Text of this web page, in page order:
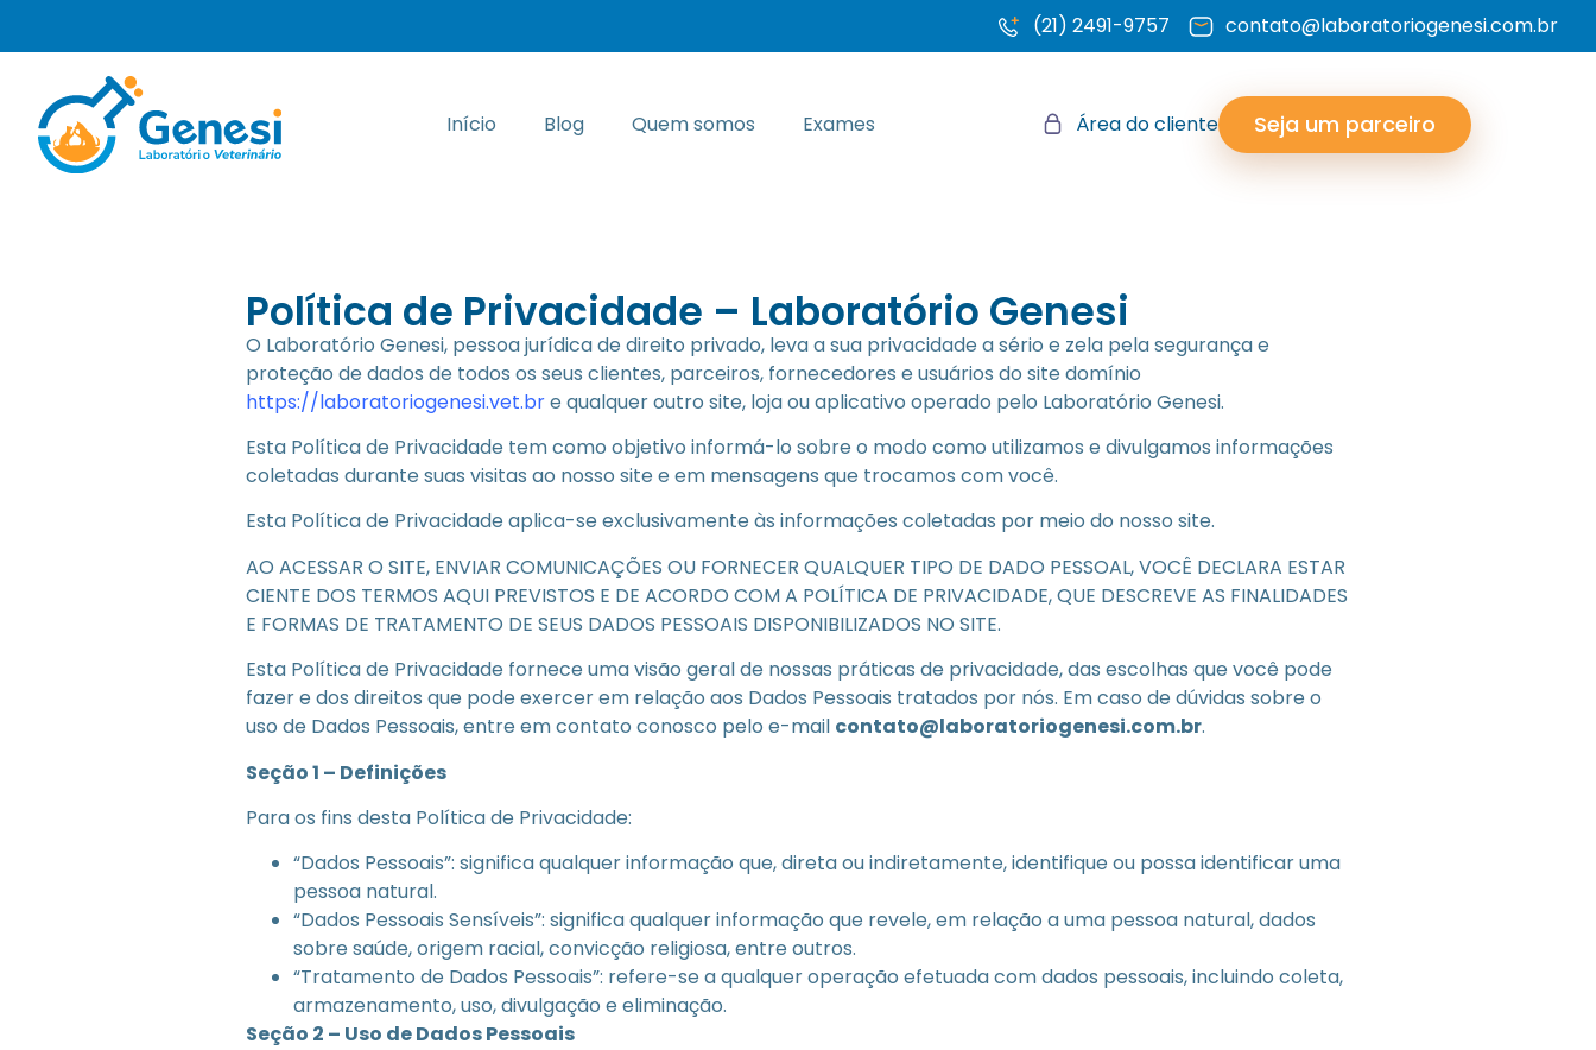
(21) 2491-9757 contato@laboratoriogenesi.com.br
Início Blog Quem somos Exames Área do cliente Seja um parceiro
Política de Privacidade – Laboratório Genesi
O Laboratório Genesi, pessoa jurídica de direito privado, leva a sua privacidade a sério e zela pela segurança e
proteção de dados de todos os seus clientes, parceiros, fornecedores e usuários do site domínio
https://laboratoriogenesi.vet.bre qualquer outro site, loja ou aplicativo operado pelo Laboratório Genesi.
Esta Política de Privacidade tem como objetivo informá-lo sobre o modo como utilizamos e divulgamos informações
coletadas durante suas visitas ao nosso site e em mensagens que trocamos com você.
Esta Política de Privacidade aplica-se exclusivamente às informações coletadas por meio do nosso site.
AO ACESSAR O SITE, ENVIAR COMUNICAÇÕES OU FORNECER QUALQUER TIPO DE DADO PESSOAL, VOCÊ DECLARA ESTAR
CIENTE DOS TERMOS AQUI PREVISTOS E DE ACORDO COM A POLÍTICA DE PRIVACIDADE, QUE DESCREVE AS FINALIDADES
E FORMAS DE TRATAMENTO DE SEUS DADOS PESSOAIS DISPONIBILIZADOS NO SITE.
Esta Política de Privacidade fornece uma visão geral de nossas práticas de privacidade, das escolhas que você pode
fazer e dos direitos que pode exercer em relação aos Dados Pessoais tratados por nós. Em caso de dúvidas sobre o
uso de Dados Pessoais, entre em contato conosco pelo e-mail contato@laboratoriogenesi.com.br.
Seção 1 – Definições
Para os fins desta Política de Privacidade:
“Dados Pessoais”: significa qualquer informação que, direta ou indiretamente, identifique ou possa identificar uma
pessoa natural.
“Dados Pessoais Sensíveis”: significa qualquer informação que revele, em relação a uma pessoa natural, dados
sobre saúde, origem racial, convicção religiosa, entre outros.
“Tratamento de Dados Pessoais”: refere-se a qualquer operação efetuada com dados pessoais, incluindo coleta,
armazenamento, uso, divulgação e eliminação.
Seção 2 – Uso de Dados Pessoais